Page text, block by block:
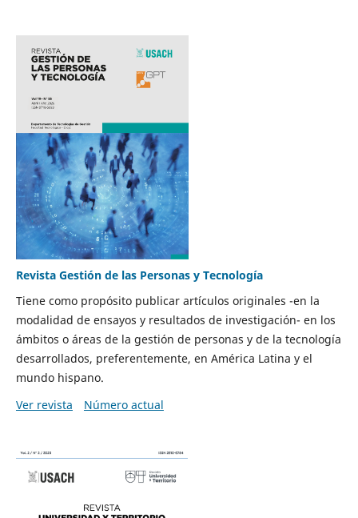
Revista Gestión de las Personas y Tecnología
Tiene como propósito publicar artículos originales -en la
modalidad de ensayos y resultados de investigación- en los
ámbitos o áreas de la gestión de personas y de la tecnología
desarrollados, preferentemente, en América Latina y el
mundo hispano.
Ver revista
Número actual